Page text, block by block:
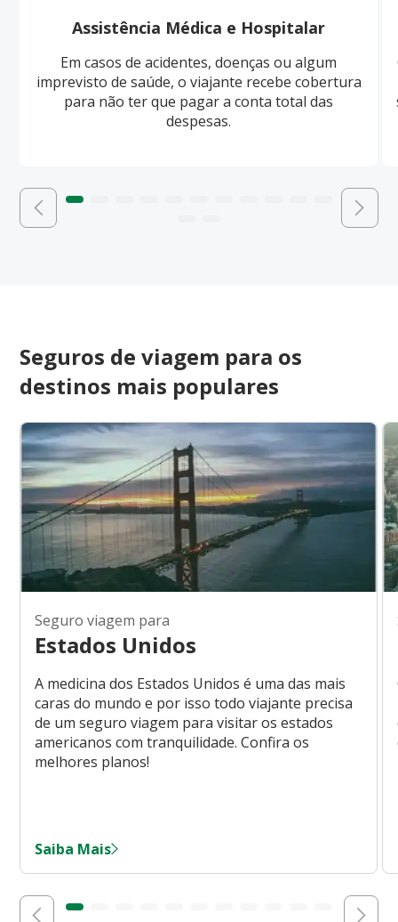
Assistência Médica e Hospitalar
Em casos de acidentes, doenças ou algum
imprevisto de saúde, o viajante recebe cobertura
para não ter que pagar a conta total das
despesas.
Seguros de viagem para os
destinos mais populares
Seguro viagem para
Estados Unidos
A medicina dos Estados Unidos é uma das mais
caras do mundo e por isso todo viajante precisa
de um seguro viagem para visitar os estados
americanos com tranquilidade. Confira os
melhores planos!
Saiba Mais